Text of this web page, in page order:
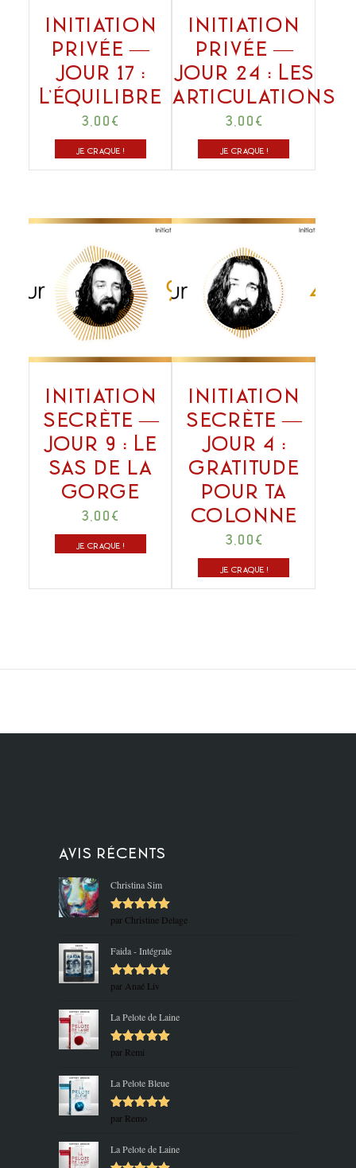
Initiation
privée —
Jour 17 :
L’équilibre
3,00 €
JE CRAQUE !
Initiation
privée —
Jour 24 : Les
articulations
3,00 €
JE CRAQUE !
Initiation
secrète —
Jour 9 : Le
sas de la
gorge
3,00 €
JE CRAQUE !
Initiation
secrète —
Jour 4 :
Gratitude
pour ta
colonne
3,00 €
JE CRAQUE !
Avis récents
Christina Sim
Note5sur
par Christine Delage
Faida - Intégrale
Note5sur
par Anaé Liv
La Pelote de Laine
Note5sur
par Remi
La Pelote Bleue
Note5sur
par Remo
La Pelote de Laine